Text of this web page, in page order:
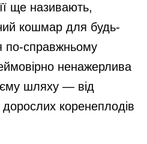
ще називають,
кошмар для будь-
по-справжньому
ненажерлива
шляху — від
дорослих коренеплодів